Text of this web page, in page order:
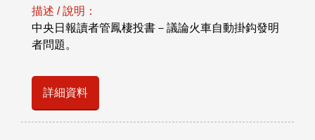
描述 / 說明：
中央日報讀者管鳳棲投書－議論火車自動掛鈎發明
者問題。
詳細資料